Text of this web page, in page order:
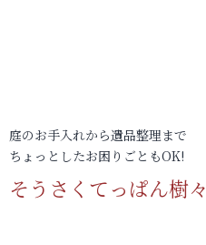
庭のお手入れから遺品整理まで
ちょっとしたお困りごともOK!
そうさくてっぱん樹々